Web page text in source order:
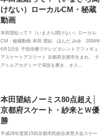
けない）ローカルCM・秘蔵
動画
本田望結って？（いまさら聞けない）ローカル
CM・秘蔵動画 本田 望結 ほんだ みゆ 2004年
6月1日生 子役俳優でテレビタレントでフィギュ
アスケートアスリート 京都府京都市生まれ。 テ
アトルアカデミーで演技を磨き、オス…
本田望結ノーミス80点超え│
京都府スケート・紗来とＷ優
勝
平成28年度第15回京都市民総合体育大会スケー